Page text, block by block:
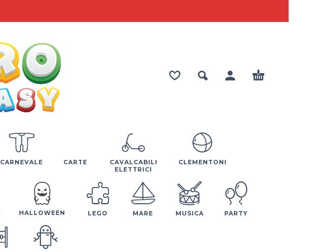
CARNEVALE CARTE
CAVALCABILI
ELETTRICI
CLEMENTONI
HALLOWEEN LEGO MARE MUSICA PARTY